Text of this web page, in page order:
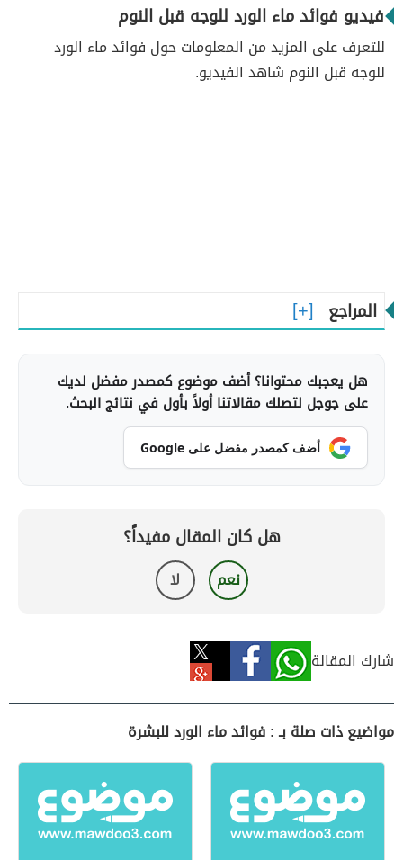
فيديو فوائد ماء الورد للوجه قبل النوم
للتعرف على المزيد من المعلومات حول فوائد ماء الورد
للوجه قبل النوم شاهد الفيديو.
المراجع
هل يعجبك محتوانا؟ أضف موضوع كمصدر مفضل لديك
على جوجل لتصلك مقالاتنا أولاً بأول في نتائج البحث.
أضف كمصدر مفضل على Google
هل كان المقال مفيداً؟
نعم لا
شارك المقالة
مواضيع ذات صلة بـ : فوائد ماء الورد للبشرة